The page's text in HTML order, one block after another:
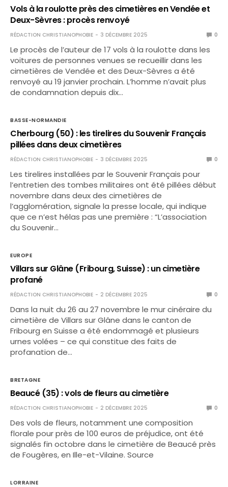
Vols à la roulotte près des cimetières en Vendée et
Deux-Sèvres : procès renvoyé
RÉDACTION CHRISTIANOPHOBIE 3 DÉCEMBRE 2025 0
Le procès de l’auteur de 17 vols à la roulotte dans les
voitures de personnes venues se recueillir dans les
cimetières de Vendée et des Deux-Sèvres a été
renvoyé au 19 janvier prochain. L’homme n’avait plus
de condamnation depuis dix…
BASSE-NORMANDIE
Cherbourg (50) : les tirelires du Souvenir Français
pillées dans deux cimetières
RÉDACTION CHRISTIANOPHOBIE 3 DÉCEMBRE 2025 0
Les tirelires installées par le Souvenir Français pour
l’entretien des tombes militaires ont été pillées début
novembre dans deux des cimetières de
l’agglomération, signale la presse locale, qui indique
que ce n’est hélas pas une première : “L’association
du Souvenir…
EUROPE
Villars sur Glâne (Fribourg, Suisse) : un cimetière
profané
RÉDACTION CHRISTIANOPHOBIE 2 DÉCEMBRE 2025 0
Dans la nuit du 26 au 27 novembre le mur cinéraire du
cimetière de Villars sur Glâne dans le canton de
Fribourg en Suisse a été endommagé et plusieurs
urnes volées – ce qui constitue des faits de
profanation de…
BRETAGNE
Beaucé (35) : vols de fleurs au cimetière
RÉDACTION CHRISTIANOPHOBIE 2 DÉCEMBRE 2025 0
Des vols de fleurs, notamment une composition
florale pour près de 100 euros de préjudice, ont été
signalés fin octobre dans le cimetière de Beaucé près
de Fougères, en Ille-et-Vilaine. Source
LORRAINE